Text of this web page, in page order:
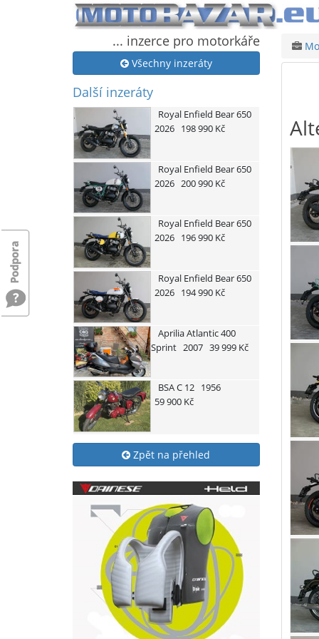
... inzerce pro motorkáře
Všechny inzeráty
Další inzeráty
Royal Enfield Bear 650
2026 198 990 Kč
Royal Enfield Bear 650
2026 200 990 Kč
Royal Enfield Bear 650
2026 196 990 Kč
Royal Enfield Bear 650
2026 194 990 Kč
ApriliaAtlantic 400
Sprint 2007 39 999 Kč
BSAC 12 1956
59 900 Kč
Zpět na přehled